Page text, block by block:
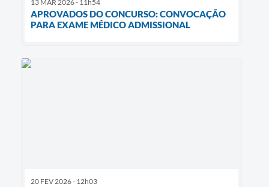
13 MAR 2026 - 11h54
APROVADOS DO CONCURSO: CONVOCAÇÃO
PARA EXAME MÉDICO ADMISSIONAL
20 FEV 2026 - 12h03